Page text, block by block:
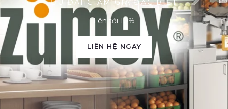
ƯU ĐÃI GIẢM GIÁ ĐẶC BIỆT
Lên tới 10%
LIÊN HỆ NGAY